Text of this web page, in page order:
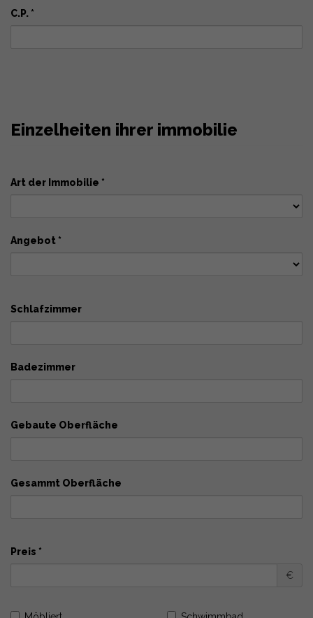
C.P. *
Einzelheiten ihrer immobilie
Art der Immobilie *
Angebot *
Schlafzimmer
Badezimmer
Gebaute Oberfläche
Gesammt Oberfläche
Preis *
€